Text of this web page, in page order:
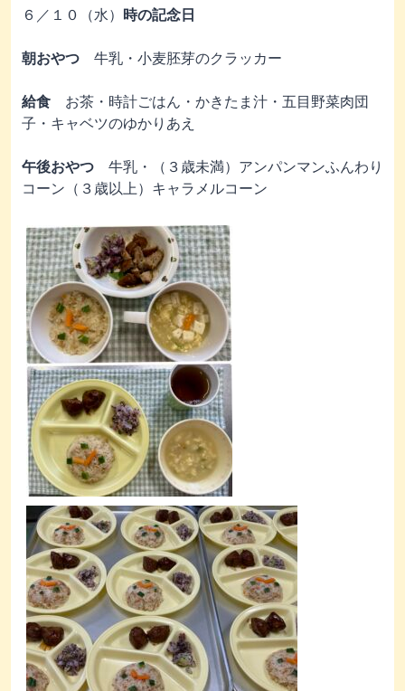
６／１０（水） 時の記念日
朝おやつ 牛乳・小麦胚芽のクラッカー
給食 お茶・時計ごはん・かきたま汁・五目野菜肉団
子・キャベツのゆかりあえ
午後おやつ 牛乳・（３歳未満）アンパンマンふんわり
コーン（３歳以上）キャラメルコーン